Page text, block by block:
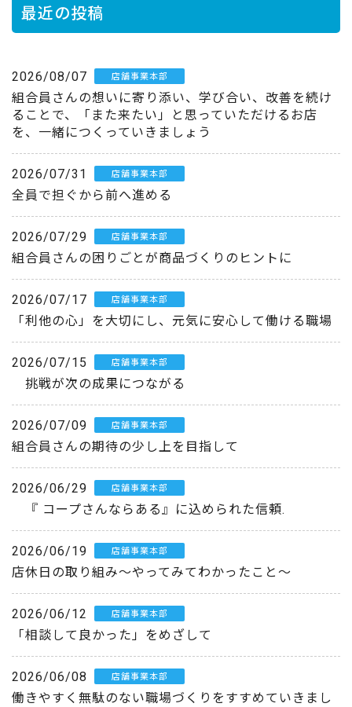
最近の投稿
2026/08/07 店舗事業本部
組合員さんの想いに寄り添い、学び合い、改善を続け
ることで、「また来たい」と思っていただけるお店
を、一緒につくっていきましょう
2026/07/31 店舗事業本部
全員で担ぐから前へ進める
2026/07/29 店舗事業本部
組合員さんの困りごとが商品づくりのヒントに
2026/07/17 店舗事業本部
「利他の心」を大切にし、元気に安心して働ける職場
2026/07/15 店舗事業本部
挑戦が次の成果につながる
2026/07/09 店舗事業本部
組合員さんの期待の少し上を目指して
2026/06/29 店舗事業本部
『 コープさんならある』に込められた信頼.
2026/06/19 店舗事業本部
店休日の取り組み～やってみてわかったこと～
2026/06/12 店舗事業本部
「相談して良かった」をめざして
2026/06/08 店舗事業本部
働きやすく無駄のない職場づくりをすすめていきまし